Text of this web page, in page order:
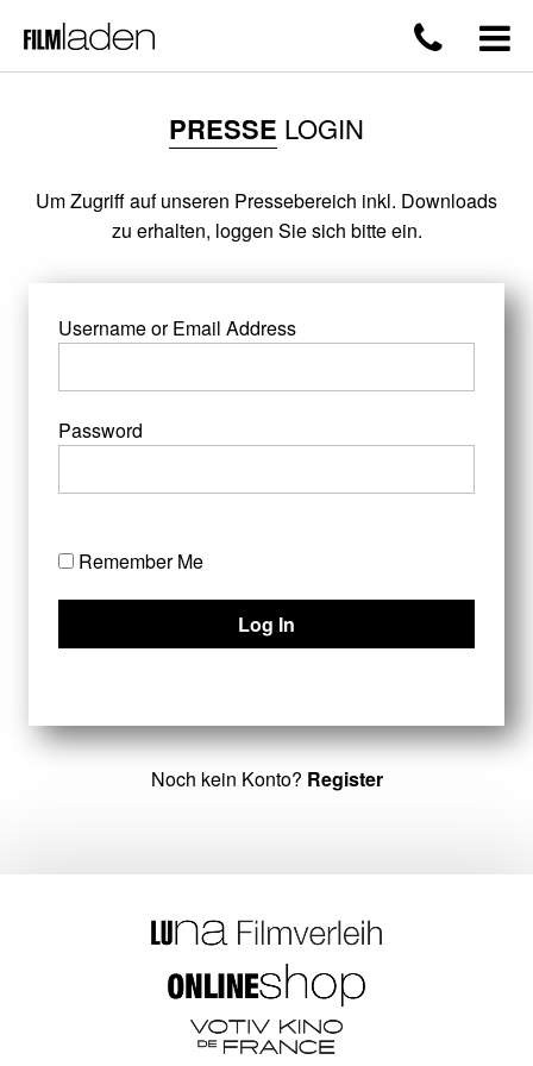
PRESSE LOGIN
Um Zugriff auf unseren Pressebereich inkl. Downloads
zu erhalten, loggen Sie sich bitte ein.
Username or Email Address
Password
Remember Me
Noch kein Konto? Register